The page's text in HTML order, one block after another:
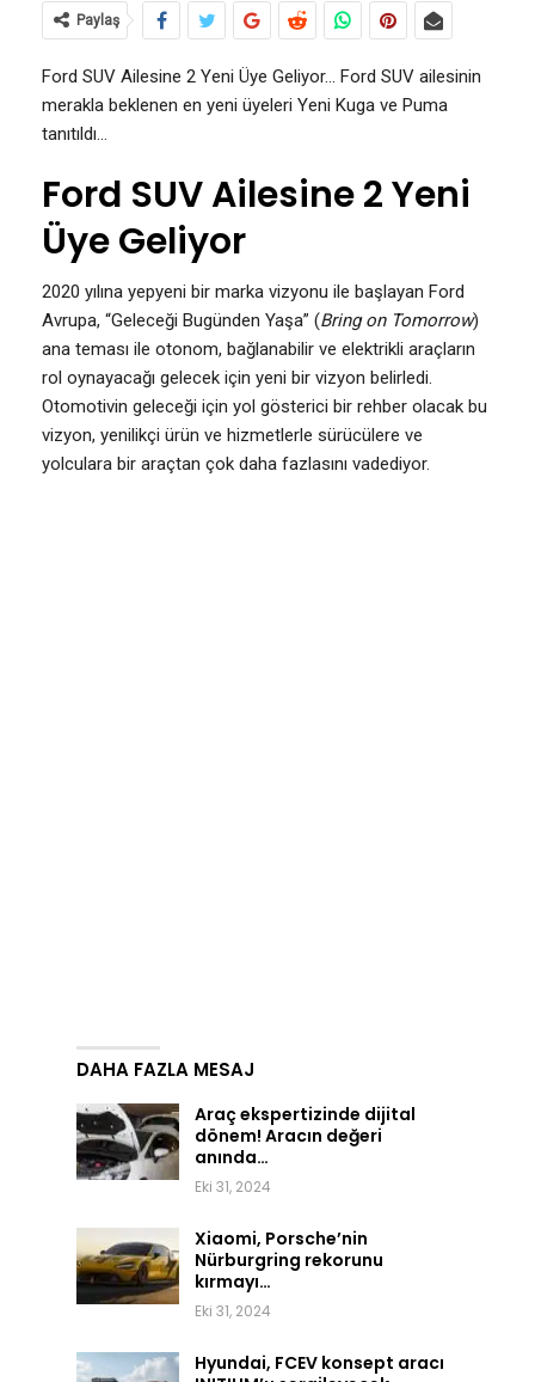
Paylaş
Ford SUV Ailesine 2 Yeni Üye Geliyor… Ford SUV ailesinin
merakla beklenen en yeni üyeleri Yeni Kuga ve Puma
tanıtıldı…
Ford SUV Ailesine 2 Yeni
Üye Geliyor
2020 yılına yepyeni bir marka vizyonu ile başlayan Ford
Avrupa, “Geleceği Bugünden Yaşa” (Bring on Tomorrow)
ana teması ile otonom, bağlanabilir ve elektrikli araçların
rol oynayacağı gelecek için yeni bir vizyon belirledi.
Otomotivin geleceği için yol gösterici bir rehber olacak bu
vizyon, yenilikçi ürün ve hizmetlerle sürücülere ve
yolculara bir araçtan çok daha fazlasını vadediyor.
DAHA FAZLA MESAJ
Araç ekspertizinde dijital
dönem! Aracın değeri
anında…
Eki 31, 2024
Xiaomi, Porsche’nin
Nürburgring rekorunu
kırmayı…
Eki 31, 2024
Hyundai, FCEV konsept aracı